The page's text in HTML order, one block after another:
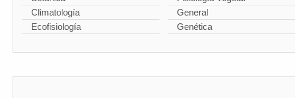
Climatología
Ecofisiología
General
Genética